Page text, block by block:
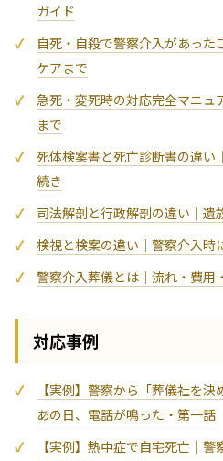
ガイド
自死・自殺で警察介入があっ
ケアまで
急死・変死時の対応完全マニュ
まで
死体検案書と死亡診断書の違い
続き
司法解剖と行政解剖の違い｜遺
検視と検案の違い｜警察介入時
警察介入葬儀とは｜流れ・費用
対応事例
【実例】警察から「葬儀社を
あの日、電話が鳴った・第一話
【実例】熱中症で自宅死亡｜